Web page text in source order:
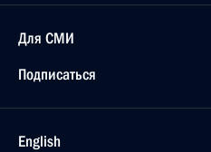
Для СМИ
Подписаться
English